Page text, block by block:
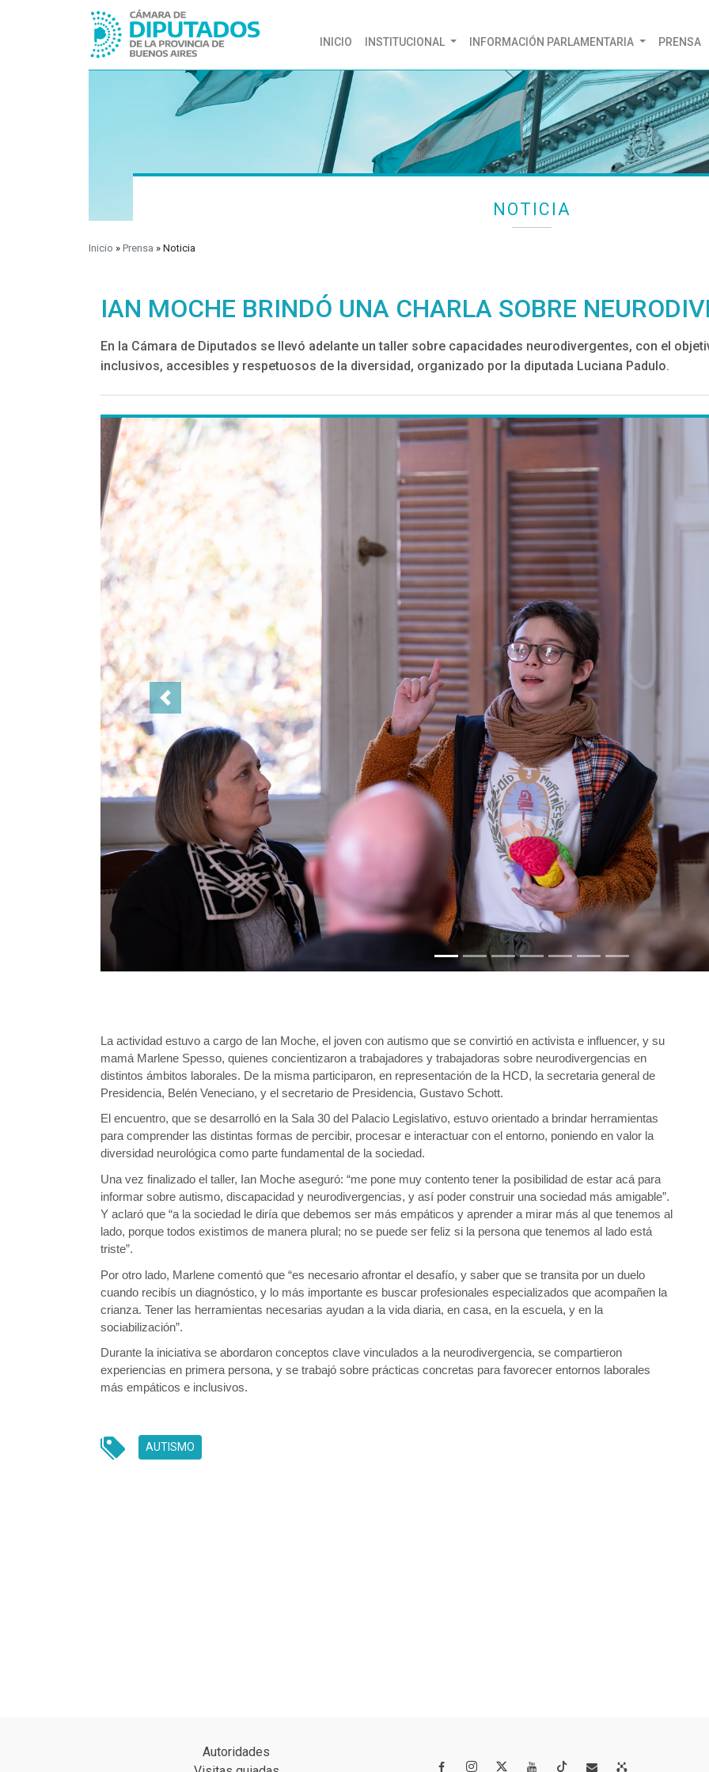
INICIO (CURRENT)
INSTITUCIONAL INFORMACIÓN PARLAMENTARIA PRENSA
NOTICIA
Inicio » Prensa » Noticia
IAN MOCHE BRINDÓ UNA CHARLA SOBRE
En la Cámara de Diputados se llevó adelante un taller sobre capacidades neurodivergentes, con el
inclusivos, accesibles y respetuosos de la diversidad, organizado por la diputada Luciana Padulo.
Previous
La actividad estuvo a cargo de Ian Moche, el joven con autismo que se convirtió en activista e influencer, y su
mamá Marlene Spesso, quienes concientizaron a trabajadores y trabajadoras sobre neurodivergencias en
distintos ámbitos laborales. De la misma participaron, en representación de la HCD, la secretaria general de
Presidencia, Belén Veneciano, y el secretario de Presidencia, Gustavo Schott.
El encuentro, que se desarrolló en la Sala 30 del Palacio Legislativo, estuvo orientado a brindar herramientas
para comprender las distintas formas de percibir, procesar e interactuar con el entorno, poniendo en valor la
diversidad neurológica como parte fundamental de la sociedad.
Una vez finalizado el taller, Ian Moche aseguró: “me pone muy contento tener la posibilidad de estar acá para
informar sobre autismo, discapacidad y neurodivergencias, y así poder construir una sociedad más amigable”.
Y aclaró que “a la sociedad le diría que debemos ser más empáticos y aprender a mirar más al que tenemos al
lado, porque todos existimos de manera plural; no se puede ser feliz si la persona que tenemos al lado está
triste”.
Por otro lado, Marlene comentó que “es necesario afrontar el desafío, y saber que se transita por un duelo
cuando recibís un diagnóstico, y lo más importante es buscar profesionales especializados que acompañen la
crianza. Tener las herramientas necesarias ayudan a la vida diaria, en casa, en la escuela, y en la
sociabilización”.
Durante la iniciativa se abordaron conceptos clave vinculados a la neurodivergencia, se compartieron
experiencias en primera persona, y se trabajó sobre prácticas concretas para favorecer entornos laborales
más empáticos e inclusivos.
AUTISMO
UNREAD MESSAGES
Autoridades
   